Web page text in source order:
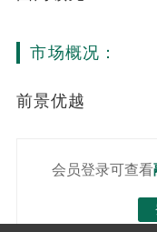
市场概况：
前景优越
会员登录可查看